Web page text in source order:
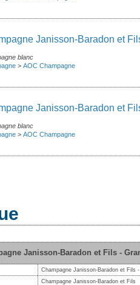
Janisson-Baradon et
blanc
> AOC Champagne
Janisson-Baradon et
blanc
> AOC Champagne
Janisson-Baradon et Fils -
Champagne Janisson-Baradon et Fils
Champagne Janisson-Baradon et Fils